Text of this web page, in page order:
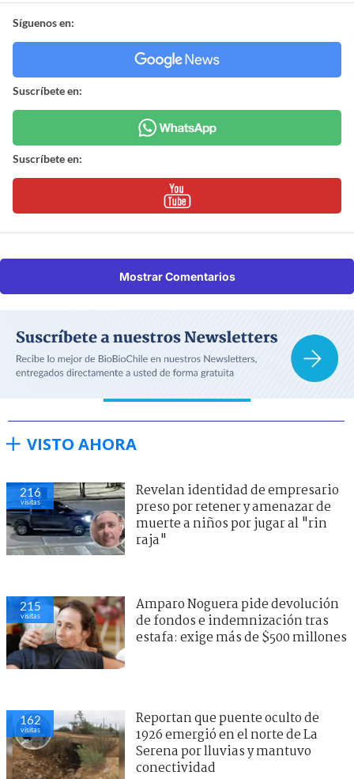
Síguenos en:
Suscríbete en:
Suscríbete en:
Mostrar Comentarios
VISTO AHORA
216
visitas
Revelan identidad de empresario
preso por retener y amenazar de
muerte a niños por jugar al "rin
raja"
215
visitas
Amparo Noguera pide devolución
de fondos e indemnización tras
estafa: exige más de $500 millones
162
visitas
Reportan que puente oculto de
1926 emergió en el norte de La
Serena por lluvias y mantuvo
conectividad